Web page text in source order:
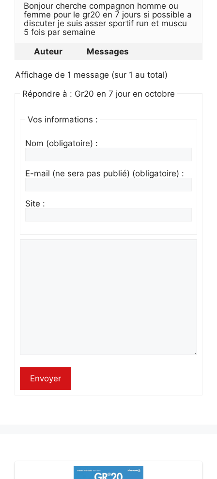
Bonjour cherche compagnon homme ou
femme pour le gr20 en 7 jours si possible a
discuter je suis asser sportif run et muscu
5 fois par semaine
Auteur
Messages
Affichage de 1 message (sur 1 au total)
Répondre à : Gr20 en 7 jour en octobre
Vos informations :
Nom (obligatoire) :
E-mail (ne sera pas publié) (obligatoire) :
Site :
Envoyer